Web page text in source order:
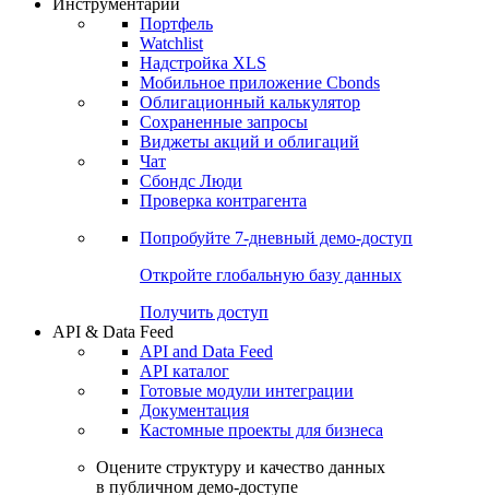
Портфель
Watchlist
Надстройка XLS
Мобильное приложение Cbonds
Облигационный калькулятор
Сохраненные запросы
Виджеты акций и облигаций
Чат
Сбондс Люди
Проверка контрагента
Попробуйте 7-дневный демо-доступ
Откройте глобальную базу данных
Получить доступ
API & Data Feed
API and Data Feed
API каталог
Готовые модули интеграции
Документация
Кастомные проекты для бизнеса
Оцените структуру и качество данных
в публичном демо-доступе